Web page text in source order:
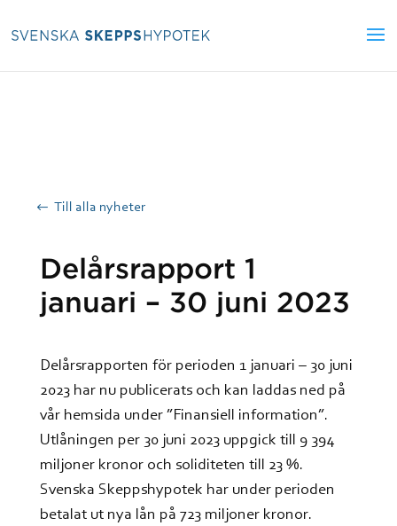
Till alla nyheter
Delårsrapport 1
januari – 30 juni 2023
Delårsrapporten för perioden 1 januari – 30 juni
2023 har nu publicerats och kan laddas ned på
vår hemsida under ”Finansiell information”.
Utlåningen per 30 juni 2023 uppgick till 9 394
miljoner kronor och soliditeten till 23 %.
Svenska Skeppshypotek har under perioden
betalat ut nya lån på 723 miljoner kronor.